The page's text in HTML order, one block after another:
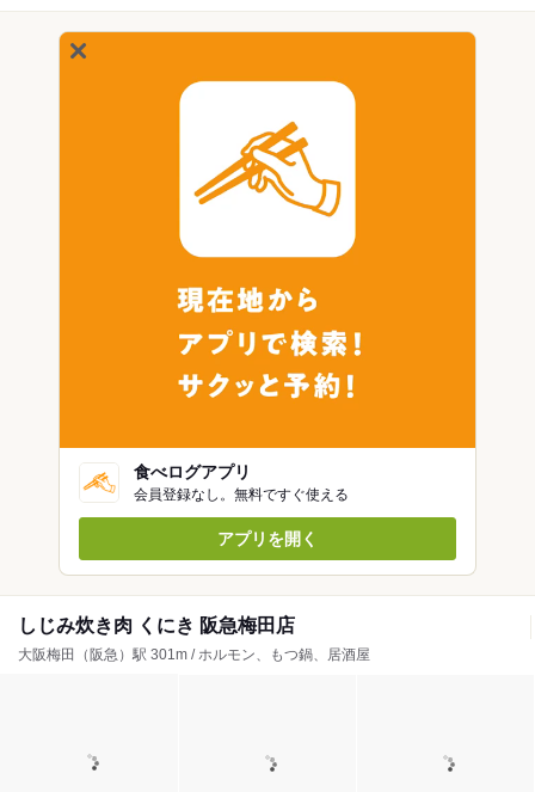
食べログアプリ
会員登録なし。無料ですぐ使える
アプリを開く
しじみ炊き肉 くにき 阪急梅田店
大阪梅田（阪急）駅 301m / ホルモン、もつ鍋、居酒屋